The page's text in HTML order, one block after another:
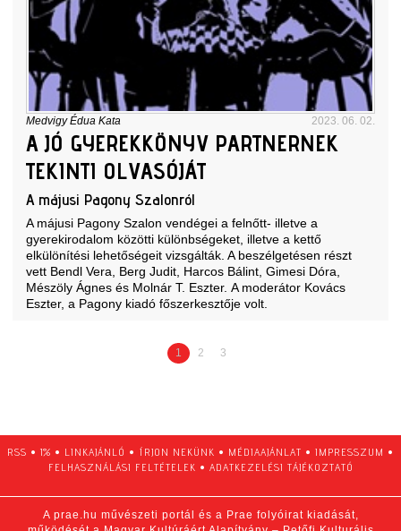
Medvigy Édua Kata 2023. 06. 02.
A JÓ GYEREKKÖNYV PARTNERNEK
TEKINTI OLVASÓJÁT
A májusi Pagony Szalonról
A májusi Pagony Szalon vendégei a felnőtt- illetve a
gyerekirodalom közötti különbségeket, illetve a kettő
elkülönítési lehetőségeit vizsgálták. A beszélgetésen részt
vett Bendl Vera, Berg Judit, Harcos Bálint, Gimesi Dóra,
Mészöly Ágnes és Molnár T. Eszter. A moderátor Kovács
Eszter, a Pagony kiadó főszerkesztője volt.
1 2 3
RSS • 1% • LINKAJÁNLÓ • ÍRJON NEKÜNK • MÉDIAAJÁNLAT • IMPRESSZUM •
FELHASZNÁLÁSI FELTÉTELEK • ADATKEZELÉSI TÁJÉKOZTATÓ
A prae.hu művészeti portál és a Prae folyóirat kiadását,